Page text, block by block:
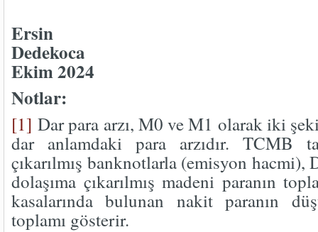
Ersin
Dedekoca
Ekim 2024
Notlar:
[1] Dar para arzı, M0 ve M1 olarak iki
dar anlamdaki para arzıdır. TCMB
çıkarılmış banknotlarla (emisyon hacmi),
dolaşıma çıkarılmış madeni paranın
kasalarında bulunan nakit paranın
toplamı gösterir.